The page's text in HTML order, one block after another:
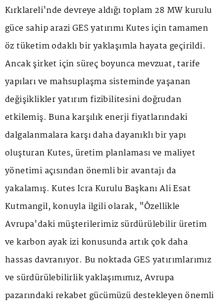
Kırklareli'nde devreye aldığı toplam 28 MW kurulu
güce sahip arazi GES yatırımı Kutes için tamamen
öz tüketim odaklı bir yaklaşımla hayata geçirildi.
Ancak şirket için süreç boyunca mevzuat, tarife
yapıları ve mahsuplaşma sisteminde yaşanan
değişiklikler yatırım fizibilitesini doğrudan
etkilemiş. Buna karşılık enerji fiyatlarındaki
dalgalanmalara karşı daha dayanıklı bir yapı
oluşturan Kutes, üretim planlaması ve maliyet
yönetimi açısından önemli bir avantajı da
yakalamış. Kutes İcra Kurulu Başkanı Ali Esat
Kutmangil, konuyla ilgili olarak, "Özellikle
Avrupa'daki müşterilerimiz sürdürülebilir üretim
ve karbon ayak izi konusunda artık çok daha
hassas davranıyor. Bu noktada GES yatırımlarımız
ve sürdürülebilirlik yaklaşımımız, Avrupa
pazarındaki rekabet gücümüzü destekleyen önemli